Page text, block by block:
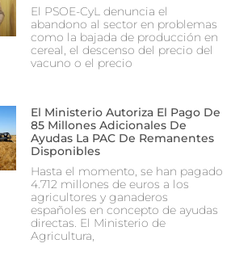
El PSOE-CyL denuncia el
abandono al sector en problemas
como la bajada de producción en
cereal, el descenso del precio del
vacuno o el precio
El Ministerio Autoriza El Pago De
85 Millones Adicionales De
Ayudas La PAC De Remanentes
Disponibles
Hasta el momento, se han pagado
4.712 millones de euros a los
agricultores y ganaderos
españoles en concepto de ayudas
directas. El Ministerio de
Agricultura,